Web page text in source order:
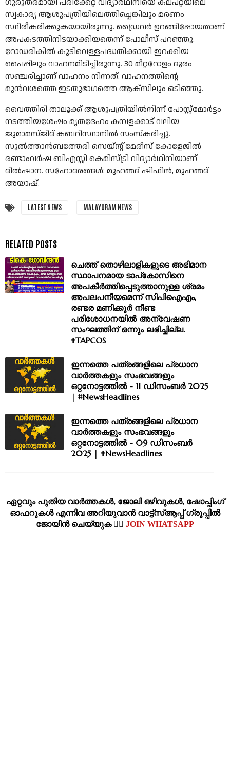
സ്വകാര്യ ആശുപത്രിയിലെത്തിച്ചെങ്കിലും മരണം
സ്ഥിരീകരിക്കുകയായിരുന്നു. ഡ്രൈവര്‍ ഉറങ്ങിപ്പോയതാണ്
അപകടത്തിനിടയാക്കിയതെന്ന് പോലീസ് പറഞ്ഞു.
റോഡരികില്‍ കുടിവെള്ളപദ്ധതിക്കായി ഇറക്കിയ
പൈപ്പിലും വാഹനമിടിച്ചിരുന്നു. 30 മീറ്ററോളം ദൂരം
സഞ്ചരിച്ചാണ് വാഹനം നിന്നത്. വാഹനത്തിന്റെ
മുന്‍വശത്തെ ഇടതുഭാഗത്തെ ആക്‌സിലും ഒടിഞ്ഞു.
വൈത്തിരി താലൂക്ക് ആശുപത്രിയില്‍നിന്ന് പോസ്റ്റ്മോര്‍ട്ടം
നടത്തിയശേഷം മൃതദേഹം കമ്പളക്കാട് വലിയ
ജുമാമസ്ജിദ് കബറിസ്ഥാനില്‍ സംസ്‌കരിച്ചു.
സുല്‍ത്താന്‍ബത്തേരി സെയ്ന്റ് മേരീസ് കോളേജില്‍
രണ്ടാംവര്‍ഷ ബിഎസ്സി കെമിസ്ട്രി വിദ്യാര്‍ഥിനിയാണ്
ദില്‍ഷാന. സഹോദരങ്ങള്‍: മുഹമ്മദ് ഷിഫിന്‍, മുഹമ്മദ്
അയാഷ്.
LATEST NEWS MALAYORAM NEWS
ചെത്ത്‌ തൊഴിലാളികളുടെ അഭിമാന
സ്ഥാപനമായ ടാപ്കോസിനെ
അപകീർത്തിപ്പെടുത്താനുള്ള ശ്രമം
അപലപനീയമെന്ന് സിപിഐഎം,
രണ്ടര മണിക്കൂർ നീണ്ട
പരിശോധനയിൽ അന്വേഷണ
സംഘത്തിന് ഒന്നും ലഭിച്ചില്ല.
#TAPCOS
ഇന്നത്തെ പത്രങ്ങളിലെ പ്രധാന
വാർത്തകളും സംഭവങ്ങളും
ഒറ്റനോട്ടത്തിൽ - 11 ഡിസംബർ 2025
| #NewsHeadlines
ഇന്നത്തെ പത്രങ്ങളിലെ പ്രധാന
വാർത്തകളും സംഭവങ്ങളും
ഒറ്റനോട്ടത്തിൽ - 09 ഡിസംബർ
2025 | #NewsHeadlines
ഏറ്റവും പുതിയ വാര്‍ത്തകള്‍, ജോലി ഒഴിവുകള്‍, ഷോപ്പിംഗ്‌
ഓഫറുകള്‍ എന്നിവ അറിയുവാന്‍ വാട്ട്സ്ആപ്പ് ഗ്രൂപ്പില്‍
ജോയിന്‍ ചെയ്യുക 👉🏽 JOIN WHATSAPP